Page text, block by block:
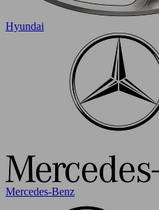
Hyundai
Mercedes-Benz